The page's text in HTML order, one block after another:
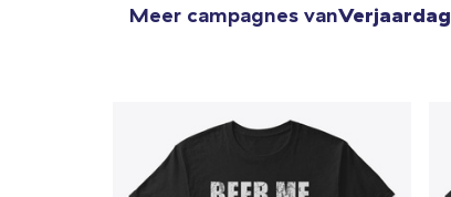
Meer campagnes vanVerjaardag